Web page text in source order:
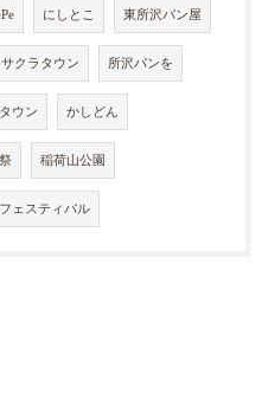
にしとこ 東所沢パン屋
クラタウン 所沢パンを
ウン かしどん
稲荷山公園
ェスティバル